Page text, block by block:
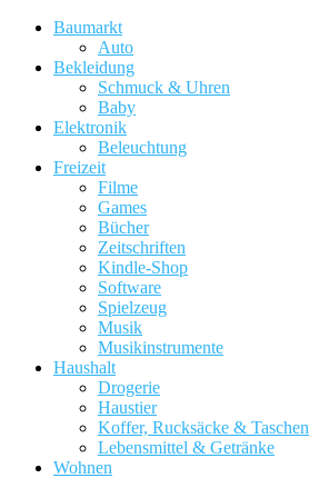
Baumarkt
Auto
Bekleidung
Schmuck & Uhren
Baby
Elektronik
Beleuchtung
Freizeit
Filme
Games
Bücher
Zeitschriften
Kindle-Shop
Software
Spielzeug
Musik
Musikinstrumente
Haushalt
Drogerie
Haustier
Koffer, Rucksäcke & Taschen
Lebensmittel & Getränke
Wohnen